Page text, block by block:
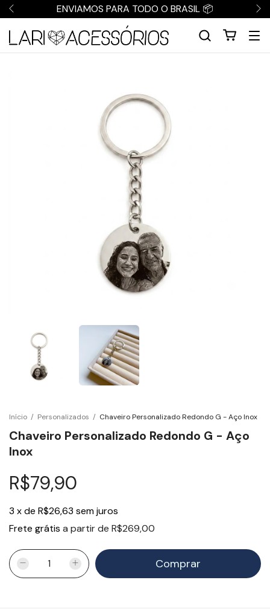
ENVIAMOS PARA TODO O BRASIL 📦
Início / Personalizados / Chaveiro Personalizado Redondo G - Aço Inox
Chaveiro Personalizado Redondo G - Aço
Inox
R$79,90
3 xde R$26,63 sem juros
Frete grátis a partir de R$269,00